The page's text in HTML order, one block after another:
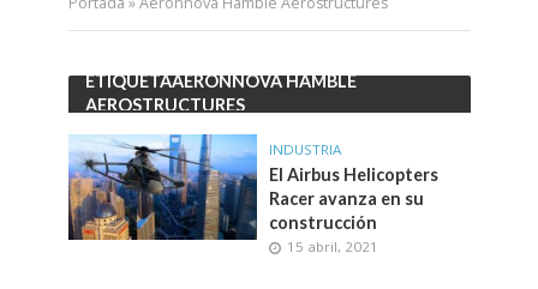
ETIQUETAAERONNOVA HAMBLE
AEROSTRUCTURES
INDUSTRIA
El Airbus Helicopters
Racer avanza en su
construcción
15 abril, 2021